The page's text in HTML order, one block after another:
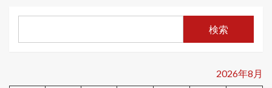
検索
2026年8月